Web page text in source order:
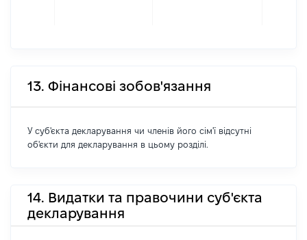
13. Фінансові зобов'язання
У суб'єкта декларування чи членів його сім'ї відсутні
об'єкти для декларування в цьому розділі.
14. Видатки та правочини суб'єкта
декларування